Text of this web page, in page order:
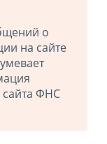
о
на сайте
сайта ФНС